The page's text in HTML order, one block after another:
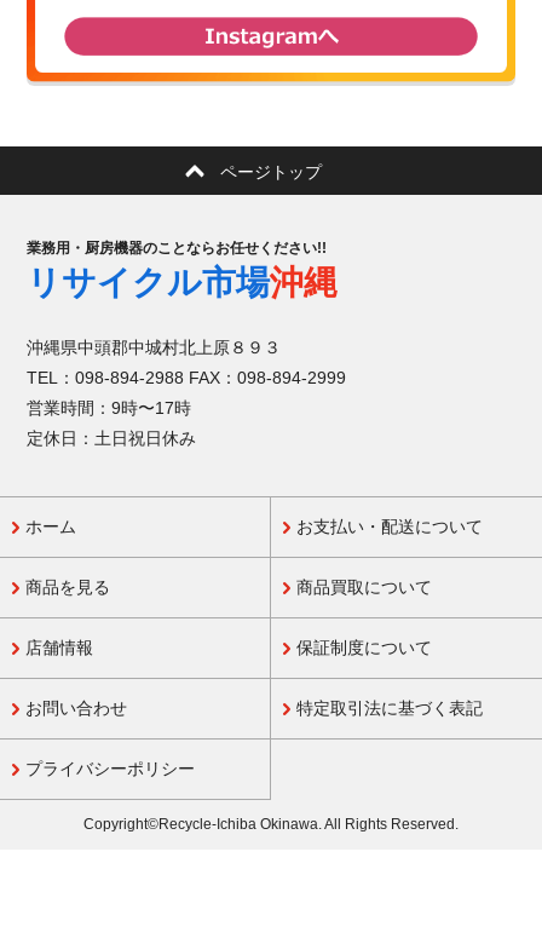
ページトップ
業務用・厨房機器のことならお任せください!!
リサイクル市場沖縄
沖縄県中頭郡中城村北上原８９３
TEL：098-894-2988 FAX：098-894-2999
営業時間：9時〜17時
定休日：土日祝日休み
ホーム
商品を見る
店舗情報
お問い合わせ
プライバシーポリシー
お支払い・配送について
商品買取について
保証制度について
特定取引法に基づく表記
Copyright©Recycle-Ichiba Okinawa. All Rights Reserved.